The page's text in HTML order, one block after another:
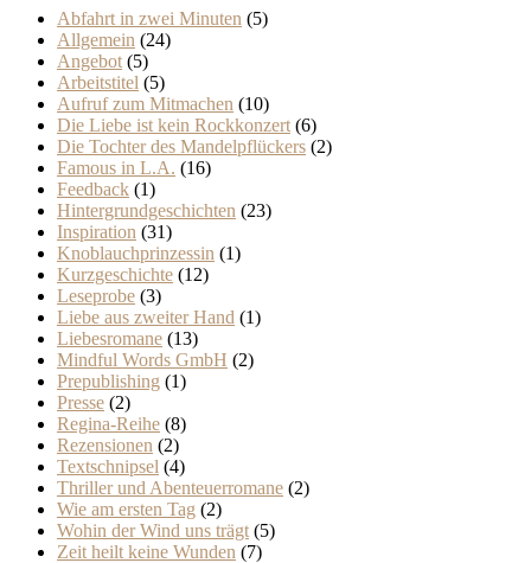
Abfahrt in zwei Minuten (5)
Allgemein (24)
Angebot (5)
Arbeitstitel (5)
Aufruf zum Mitmachen (10)
Die Liebe ist kein Rockkonzert (6)
Die Tochter des Mandelpflückers (2)
Famous in L.A. (16)
Feedback (1)
Hintergrundgeschichten (23)
Inspiration (31)
Knoblauchprinzessin (1)
Kurzgeschichte (12)
Leseprobe (3)
Liebe aus zweiter Hand (1)
Liebesromane (13)
Mindful Words GmbH (2)
Prepublishing (1)
Presse (2)
Regina-Reihe (8)
Rezensionen (2)
Textschnipsel (4)
Thriller und Abenteuerromane (2)
Wie am ersten Tag (2)
Wohin der Wind uns trägt (5)
Zeit heilt keine Wunden (7)